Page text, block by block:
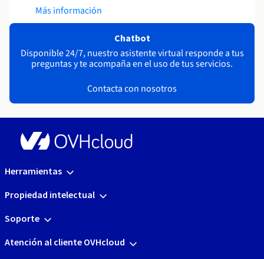
Más información
Chatbot
Disponible 24/7, nuestro asistente virtual responde a tus
preguntas y te acompaña en el uso de tus servicios.
Contacta con nosotros
Herramientas
Propiedad intelectual
Soporte
Atención al cliente OVHcloud